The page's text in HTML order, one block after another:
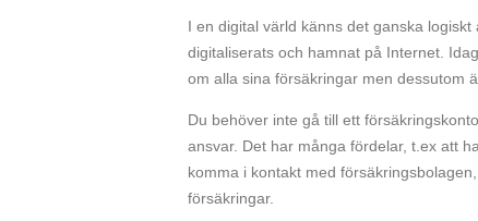
I en digital värld känns det ganska
digitaliserats och hamnat på Internet.
om alla sina försäkringar men dessutom
Du behöver inte gå till ett
ansvar. Det har många fördelar, t.ex att
komma i kontakt med
försäkringar.